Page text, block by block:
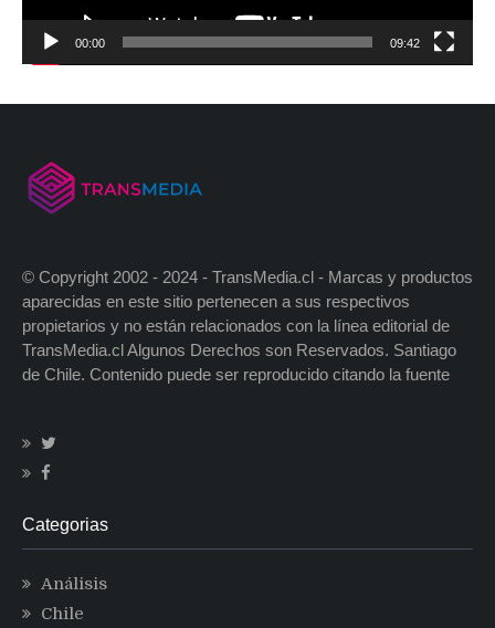
00:00 09:42
© Copyright 2002 - 2024 - TransMedia.cl - Marcas y productos
aparecidas en este sitio pertenecen a sus respectivos
propietarios y no están relacionados con la línea editorial de
TransMedia.cl Algunos Derechos son Reservados. Santiago
de Chile. Contenido puede ser reproducido citando la fuente
Categorias
Análisis
Chile